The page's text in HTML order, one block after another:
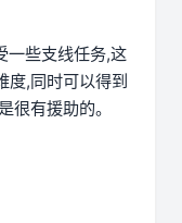
一些支线任务,这
度,同时可以得到
很有援助的。